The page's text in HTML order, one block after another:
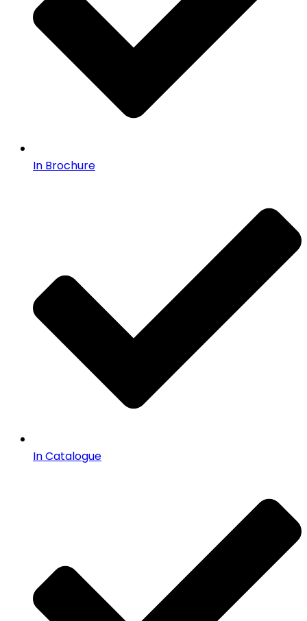
In Brochure
In Catalogue